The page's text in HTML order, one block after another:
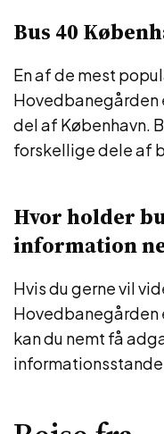
Bus 40
En af de mest
Hovedbanegården
del af København.
forskellige dele af
Hvor holder
information
Hvis du gerne vil
kan du nemt få